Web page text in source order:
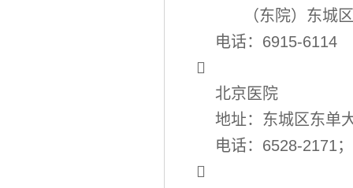
（东院）东城区
电话：6915-6114

北京医院
地址：东城区东单
电话：6528-2171
